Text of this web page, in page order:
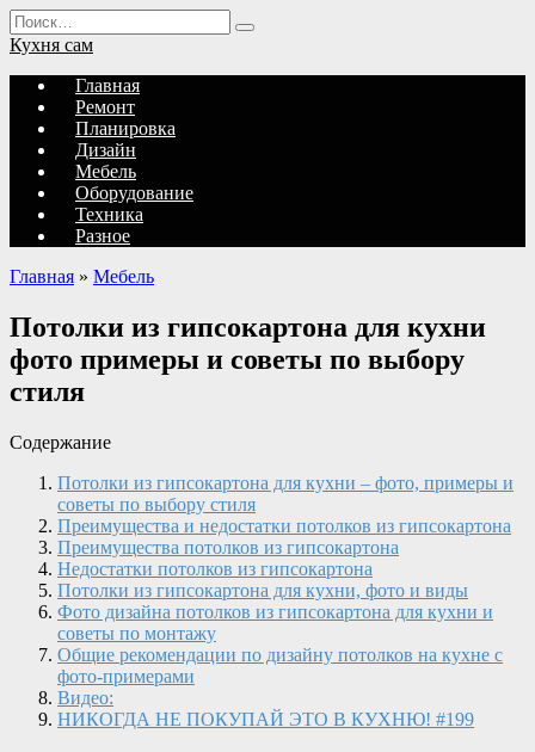
Перейти
к
содержанию
Search
for:
Кухня сам
Главная
Ремонт
Планировка
Дизайн
Мебель
Оборудование
Техника
Разное
Главная » Мебель
Потолки из гипсокартона для кухни
фото примеры и советы по выбору
стиля
Содержание
Потолки из гипсокартона для кухни – фото, примеры и
советы по выбору стиля
Преимущества и недостатки потолков из гипсокартона
Преимущества потолков из гипсокартона
Недостатки потолков из гипсокартона
Потолки из гипсокартона для кухни, фото и виды
Фото дизайна потолков из гипсокартона для кухни и
советы по монтажу
Общие рекомендации по дизайну потолков на кухне с
фото-примерами
Видео:
НИКОГДА НЕ ПОКУПАЙ ЭТО В КУХНЮ! #199